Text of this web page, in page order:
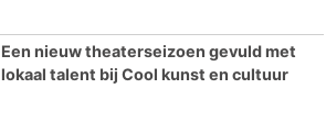
Een nieuw theaterseizoen gevuld met
lokaal talent bij Cool kunst en cultuur